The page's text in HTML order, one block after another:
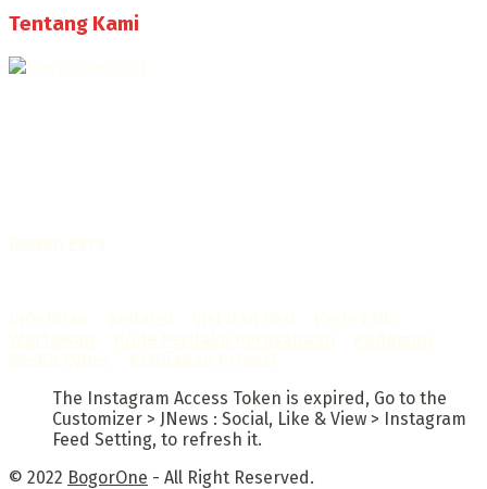
Tentang Kami
The Instagram Access Token is expired, Go to the
Customizer > JNews : Social, Like & View > Instagram
Feed Setting, to refresh it.
© 2022 BogorOne - All Right Reserved.